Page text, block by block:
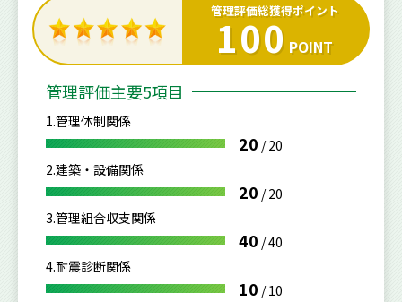
管理評価総獲得ポイント
100 POINT
管理評価主要5項目
1.管理体制関係
20 /20
2.建築・設備関係
20 /20
3.管理組合収支関係
40 /40
4.耐震診断関係
10 /10